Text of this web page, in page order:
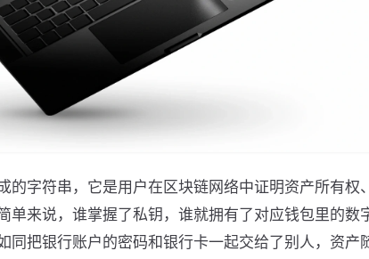
的字符串，它是用户在区块链网络中证明资产所有权
单来说，谁掌握了私钥，谁就拥有了对应钱包里的数
同把银行账户的密码和银行卡一起交给了别人，资产